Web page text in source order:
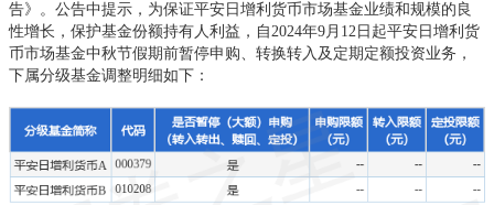
告》。公告中提示，为保证平安日增利货币市场基金业绩和规模的良
性增长，保护基金份额持有人利益，自2024年9月12日起平安日增利货
币市场基金中秋节假期前暂停申购、转换转入及定期定额投资业务，
下属分级基金调整明细如下：